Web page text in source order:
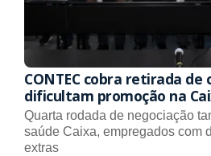
CONTEC cobra retirada de
dificultam promoção na
Quarta rodada de negociação
saúde Caixa, empregados com
extras